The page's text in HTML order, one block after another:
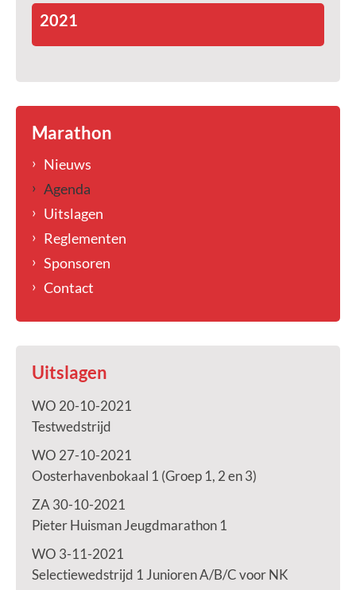
2021
Marathon
Nieuws
Agenda
Uitslagen
Reglementen
Sponsoren
Contact
Uitslagen
WO 20-10-2021
Testwedstrijd
WO 27-10-2021
Oosterhavenbokaal 1 (Groep 1, 2 en 3)
ZA 30-10-2021
Pieter Huisman Jeugdmarathon 1
WO 3-11-2021
Selectiewedstrijd 1 Junioren A/B/C voor NK